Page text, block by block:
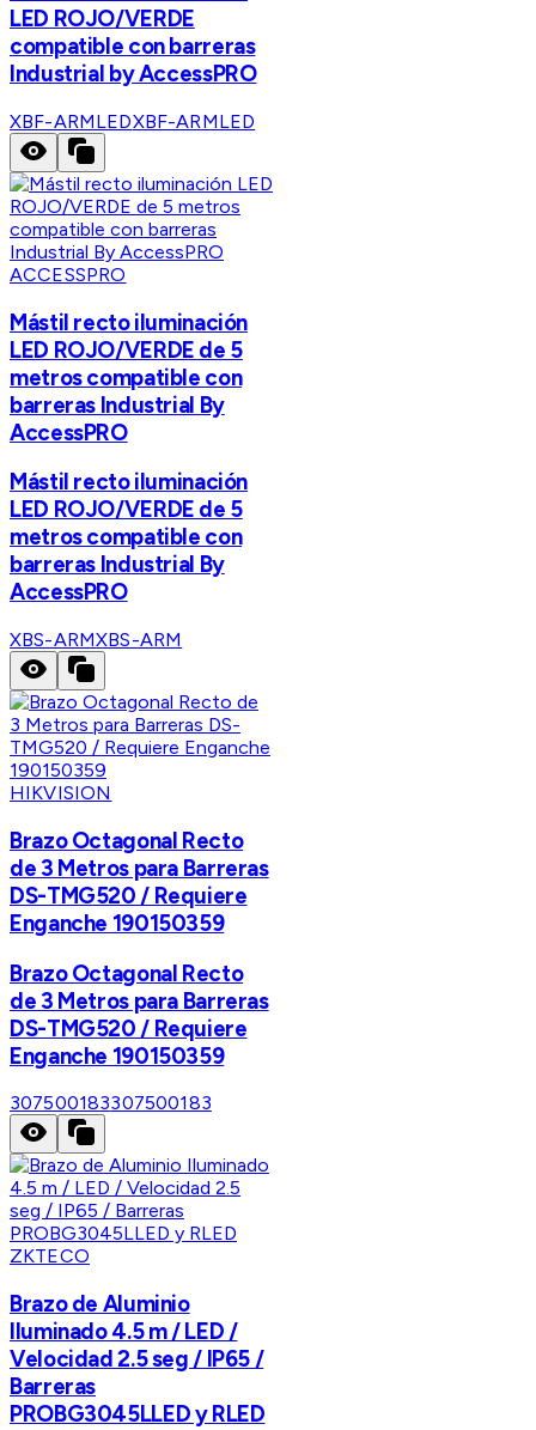
LED ROJO/VERDE
compatible con barreras
Industrial by AccessPRO
XBF-ARMLEDXBF-ARMLED
ACCESSPRO
Mástil recto iluminación
LED ROJO/VERDE de 5
metros compatible con
barreras Industrial By
AccessPRO
Mástil recto iluminación
LED ROJO/VERDE de 5
metros compatible con
barreras Industrial By
AccessPRO
XBS-ARMXBS-ARM
HIKVISION
Brazo Octagonal Recto
de 3 Metros para Barreras
DS-TMG520 / Requiere
Enganche 190150359
Brazo Octagonal Recto
de 3 Metros para Barreras
DS-TMG520 / Requiere
Enganche 190150359
307500183307500183
ZKTECO
Brazo de Aluminio
Iluminado 4.5 m / LED /
Velocidad 2.5 seg / IP65 /
Barreras
PROBG3045LLED y RLED